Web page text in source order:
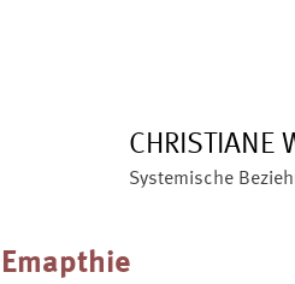
CHRISTIANE
Systemische
Emapthie